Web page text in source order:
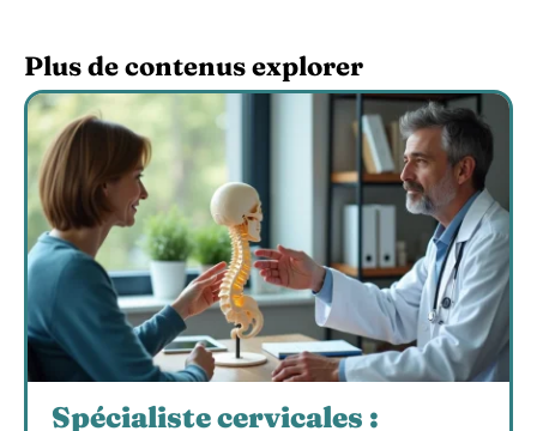
Plus de contenus explorer
Spécialiste cervicales :